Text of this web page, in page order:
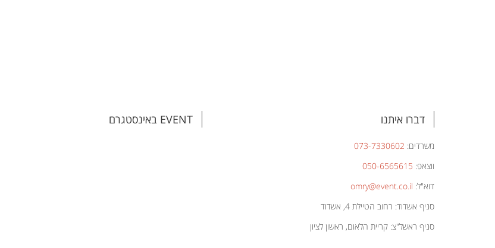
דברו איתנו
משרדים: 073-7330602
ווצאפ: 050-6565615
דוא"ל: omry@event.co.il
סניף אשדוד: רחוב הטיילת 4, אשדוד
סניף ראשל"צ: קריית הלאום, ראשון לציון
EVENT באינסטגרם